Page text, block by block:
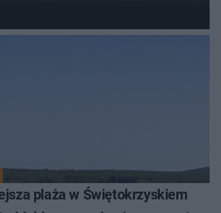
plaża w Świętokrzyskiem